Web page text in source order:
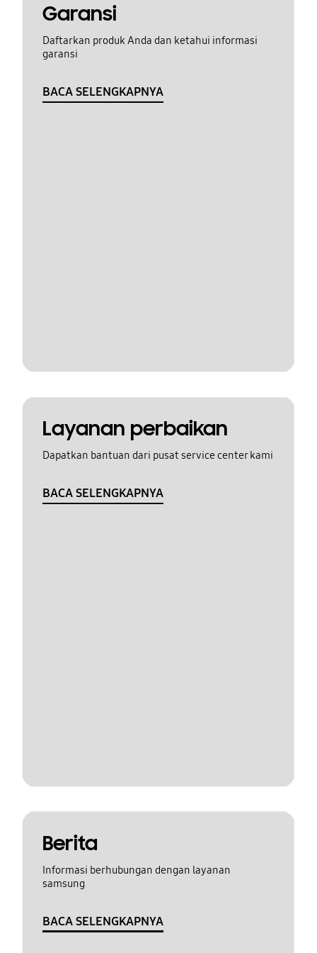
Garansi
Daftarkan produk Anda dan ketahui informasi
garansi
BACA SELENGKAPNYA
Layanan perbaikan
Dapatkan bantuan dari pusat service center kami
BACA SELENGKAPNYA
Berita
Informasi berhubungan dengan layanan
samsung
BACA SELENGKAPNYA